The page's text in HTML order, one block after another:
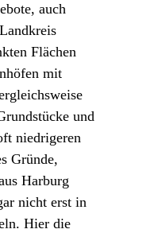
auch
Flächen
mit
und
niedrigeren
Gründe,
Harburg
nicht erst in
Hier die